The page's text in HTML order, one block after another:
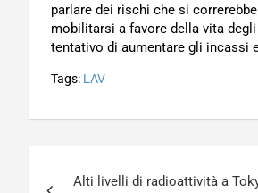
parlare dei rischi che si
mobilitarsi a favore della vita degli
tentativo di aumentare gli incassi
Tags: LAV
Alti livelli di radioattività a